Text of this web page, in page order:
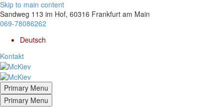
Skip to main content
Sandweg 113 im Hof, 60316 Frankfurt am Main
069-78086262
Deutsch
Kontakt
Primary Menu
Primary Menu